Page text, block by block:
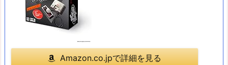
Amazon.co.jpで詳細を見る